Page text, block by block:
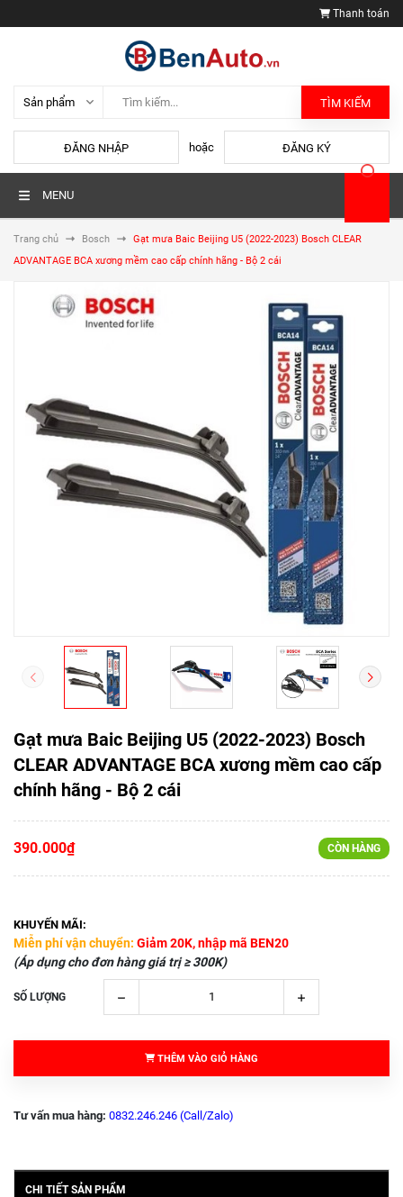
Thanh toán
TÌM KIẾM
ĐĂNG NHẬP hoặc ĐĂNG KÝ
MENU
Trang chủ Bosch
Gạt mưa Baic Beijing U5 (2022-2023) Bosch CLEAR
ADVANTAGE BCA xương mềm cao cấp chính hãng - Bộ 2 cái
Gạt mưa Baic Beijing U5 (2022-2023) Bosch
CLEAR ADVANTAGE BCA xương mềm cao cấp
chính hãng - Bộ 2 cái
390.000₫ CÒN HÀNG
KHUYẾN MÃI:
Miễn phí vận chuyển: Giảm 20K, nhập mã BEN20
(Áp dụng cho đơn hàng giá trị ≥ 300K)
SỐ LƯỢNG
THÊM VÀO GIỎ HÀNG
Tư vấn mua hàng: 0832.246.246 (Call/Zalo)
CHI TIẾT SẢN PHẨM